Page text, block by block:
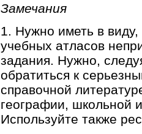
Замечания
1. Нужно иметь в
учебных атласов
задания. Нужно,
обратиться к
справочной
географии, школьной
Используйте также